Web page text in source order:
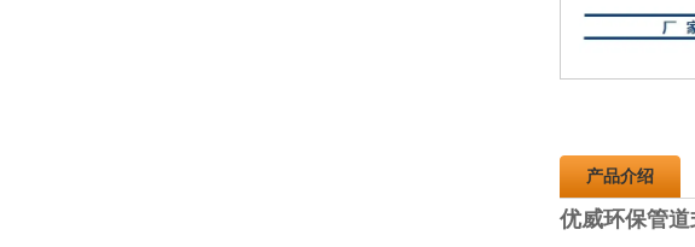
产品介绍
优威环保管